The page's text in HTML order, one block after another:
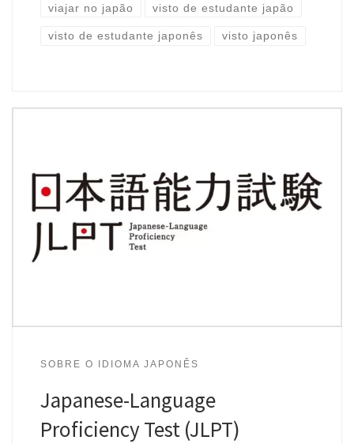
viajar no japão visto de estudante japão
visto de estudante japonês visto japonês
SOBRE O IDIOMA JAPONÊS
Japanese-Language
Proficiency Test (JLPT)